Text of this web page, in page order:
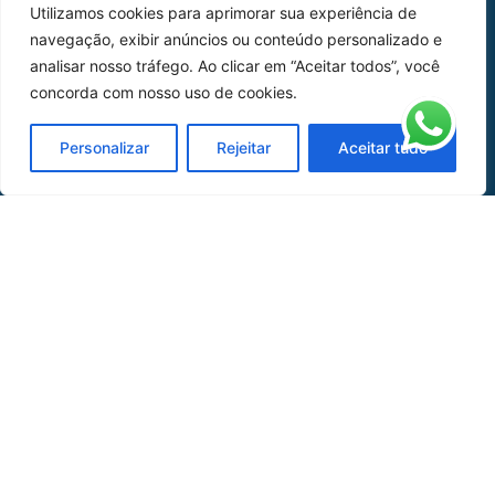
Utilizamos cookies para aprimorar sua experiência de
navegação, exibir anúncios ou conteúdo personalizado e
analisar nosso tráfego. Ao clicar em “Aceitar todos”, você
concorda com nosso uso de cookies.
Personalizar Rejeitar Aceitar tudo
Peças
Catálogo de Aplicações
Oficina de Mangueiras